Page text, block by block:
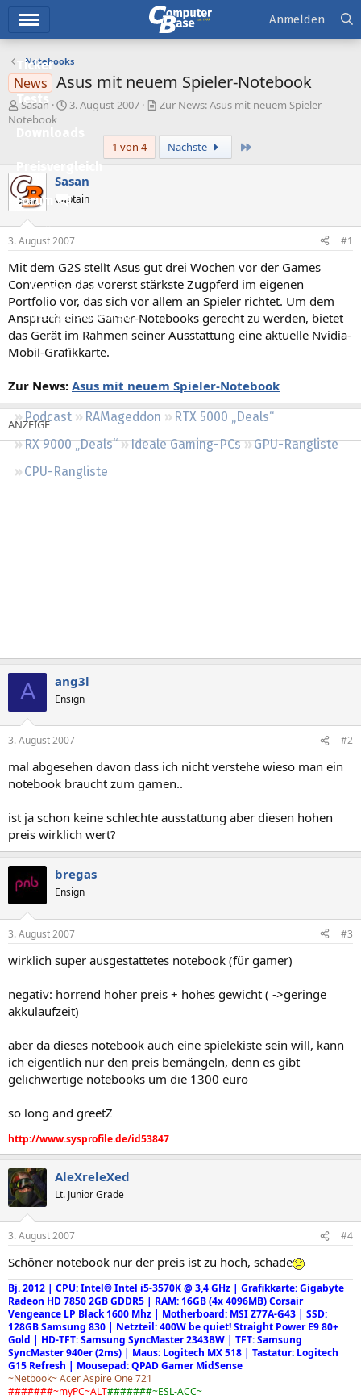
Ticker
Tests
Preisvergleich
Forum
Empfohlene Inhalte
Neue Beiträge
Neueste Aktivitäten
Leserartikel
Podcast RAMageddon
RTX 5000 „Deals“
RX 9000 „Deals“
Ideale Gaming-PCs
GPU-Rangliste
CPU-Rangliste
Anmelden
Notebooks
News Asus mit neuem Spieler-Notebook
E
r
e
l
l
e
r
Sasan
E
l
t
m
3. August 2007
Zur News: Asus mit neuem Spieler-
Notebook
1 von 4
Nächste
Sasan
Captain
3. August 2007 #1
Mit dem G2S stellt Asus gut drei Wochen vor der Games
Convention das vorerst stärkste Zugpferd im eigenen
Portfolio vor, das sich vor allem an Spieler richtet. Um dem
Anspruch eines Gamer-Notebooks gerecht zu werden, bietet
das Gerät im Rahmen seiner Ausstattung eine aktuelle Nvidia-
Mobil-Grafikkarte.
Zur News: Asus mit neuem Spieler-Notebook
A ang3l
Ensign
3. August 2007 #2
mal abgesehen davon dass ich nicht verstehe wieso man ein
notebook braucht zum gamen..
ist ja schon keine schlechte ausstattung aber diesen hohen
preis wirklich wert?
bregas
Ensign
3. August 2007 #3
wirklich super ausgestattetes notebook (für gamer)
negativ: horrend hoher preis + hohes gewicht ( ->geringe
akkulaufzeit)
aber da dieses notebook auch eine spielekiste sein will, kann
ich eigentlich nur den preis bemängeln, denn es gibt
gelichwertige notebooks um die 1300 euro
so long and greetZ
http://www.sysprofile.de/id53847
AleXreleXed
Lt. Junior Grade
3. August 2007 #4
Schöner notebook nur der preis ist zu hoch, schade
Bj. 2012 | CPU: Intel® Intel i5-3570K @ 3,4 GHz | Grafikkarte: Gigabyte
Radeon HD 7850 2GB GDDR5 | RAM: 16GB (4x 4096MB) Corsair
Vengeance LP Black 1600 Mhz | Motherboard: MSI Z77A-G43 | SSD:
128GB Samsung 830 | Netzteil: 400W be quiet! Straight Power E9 80+
Gold | HD-TFT: Samsung SyncMaster 2343BW | TFT: Samsung
SyncMaster 940er (2ms) | Maus: Logitech MX 518 | Tastatur: Logitech
G15 Refresh | Mousepad: QPAD Gamer MidSense
~Netbook~ Acer Aspire One 721
#######~myPC~ALT#######~ESL-ACC~